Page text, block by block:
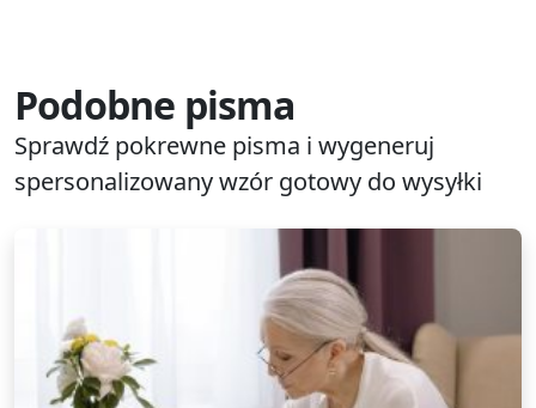
Podobne pisma
Sprawdź pokrewne pisma i wygeneruj
spersonalizowany wzór gotowy do wysyłki